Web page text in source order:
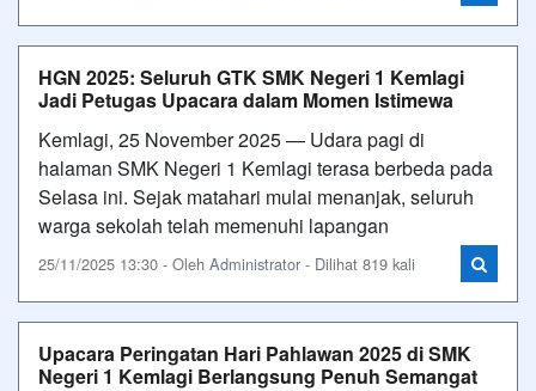
HGN 2025: Seluruh GTK SMK Negeri 1 Kemlagi
Jadi Petugas Upacara dalam Momen Istimewa
Kemlagi, 25 November 2025 — Udara pagi di
halaman SMK Negeri 1 Kemlagi terasa berbeda pada
Selasa ini. Sejak matahari mulai menanjak, seluruh
warga sekolah telah memenuhi lapangan
25/11/2025 13:30 - Oleh Administrator - Dilihat 819 kali
Upacara Peringatan Hari Pahlawan 2025 di SMK
Negeri 1 Kemlagi Berlangsung Penuh Semangat